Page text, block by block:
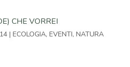
CHE VORREI
| ECOLOGIA, EVENTI, NATURA